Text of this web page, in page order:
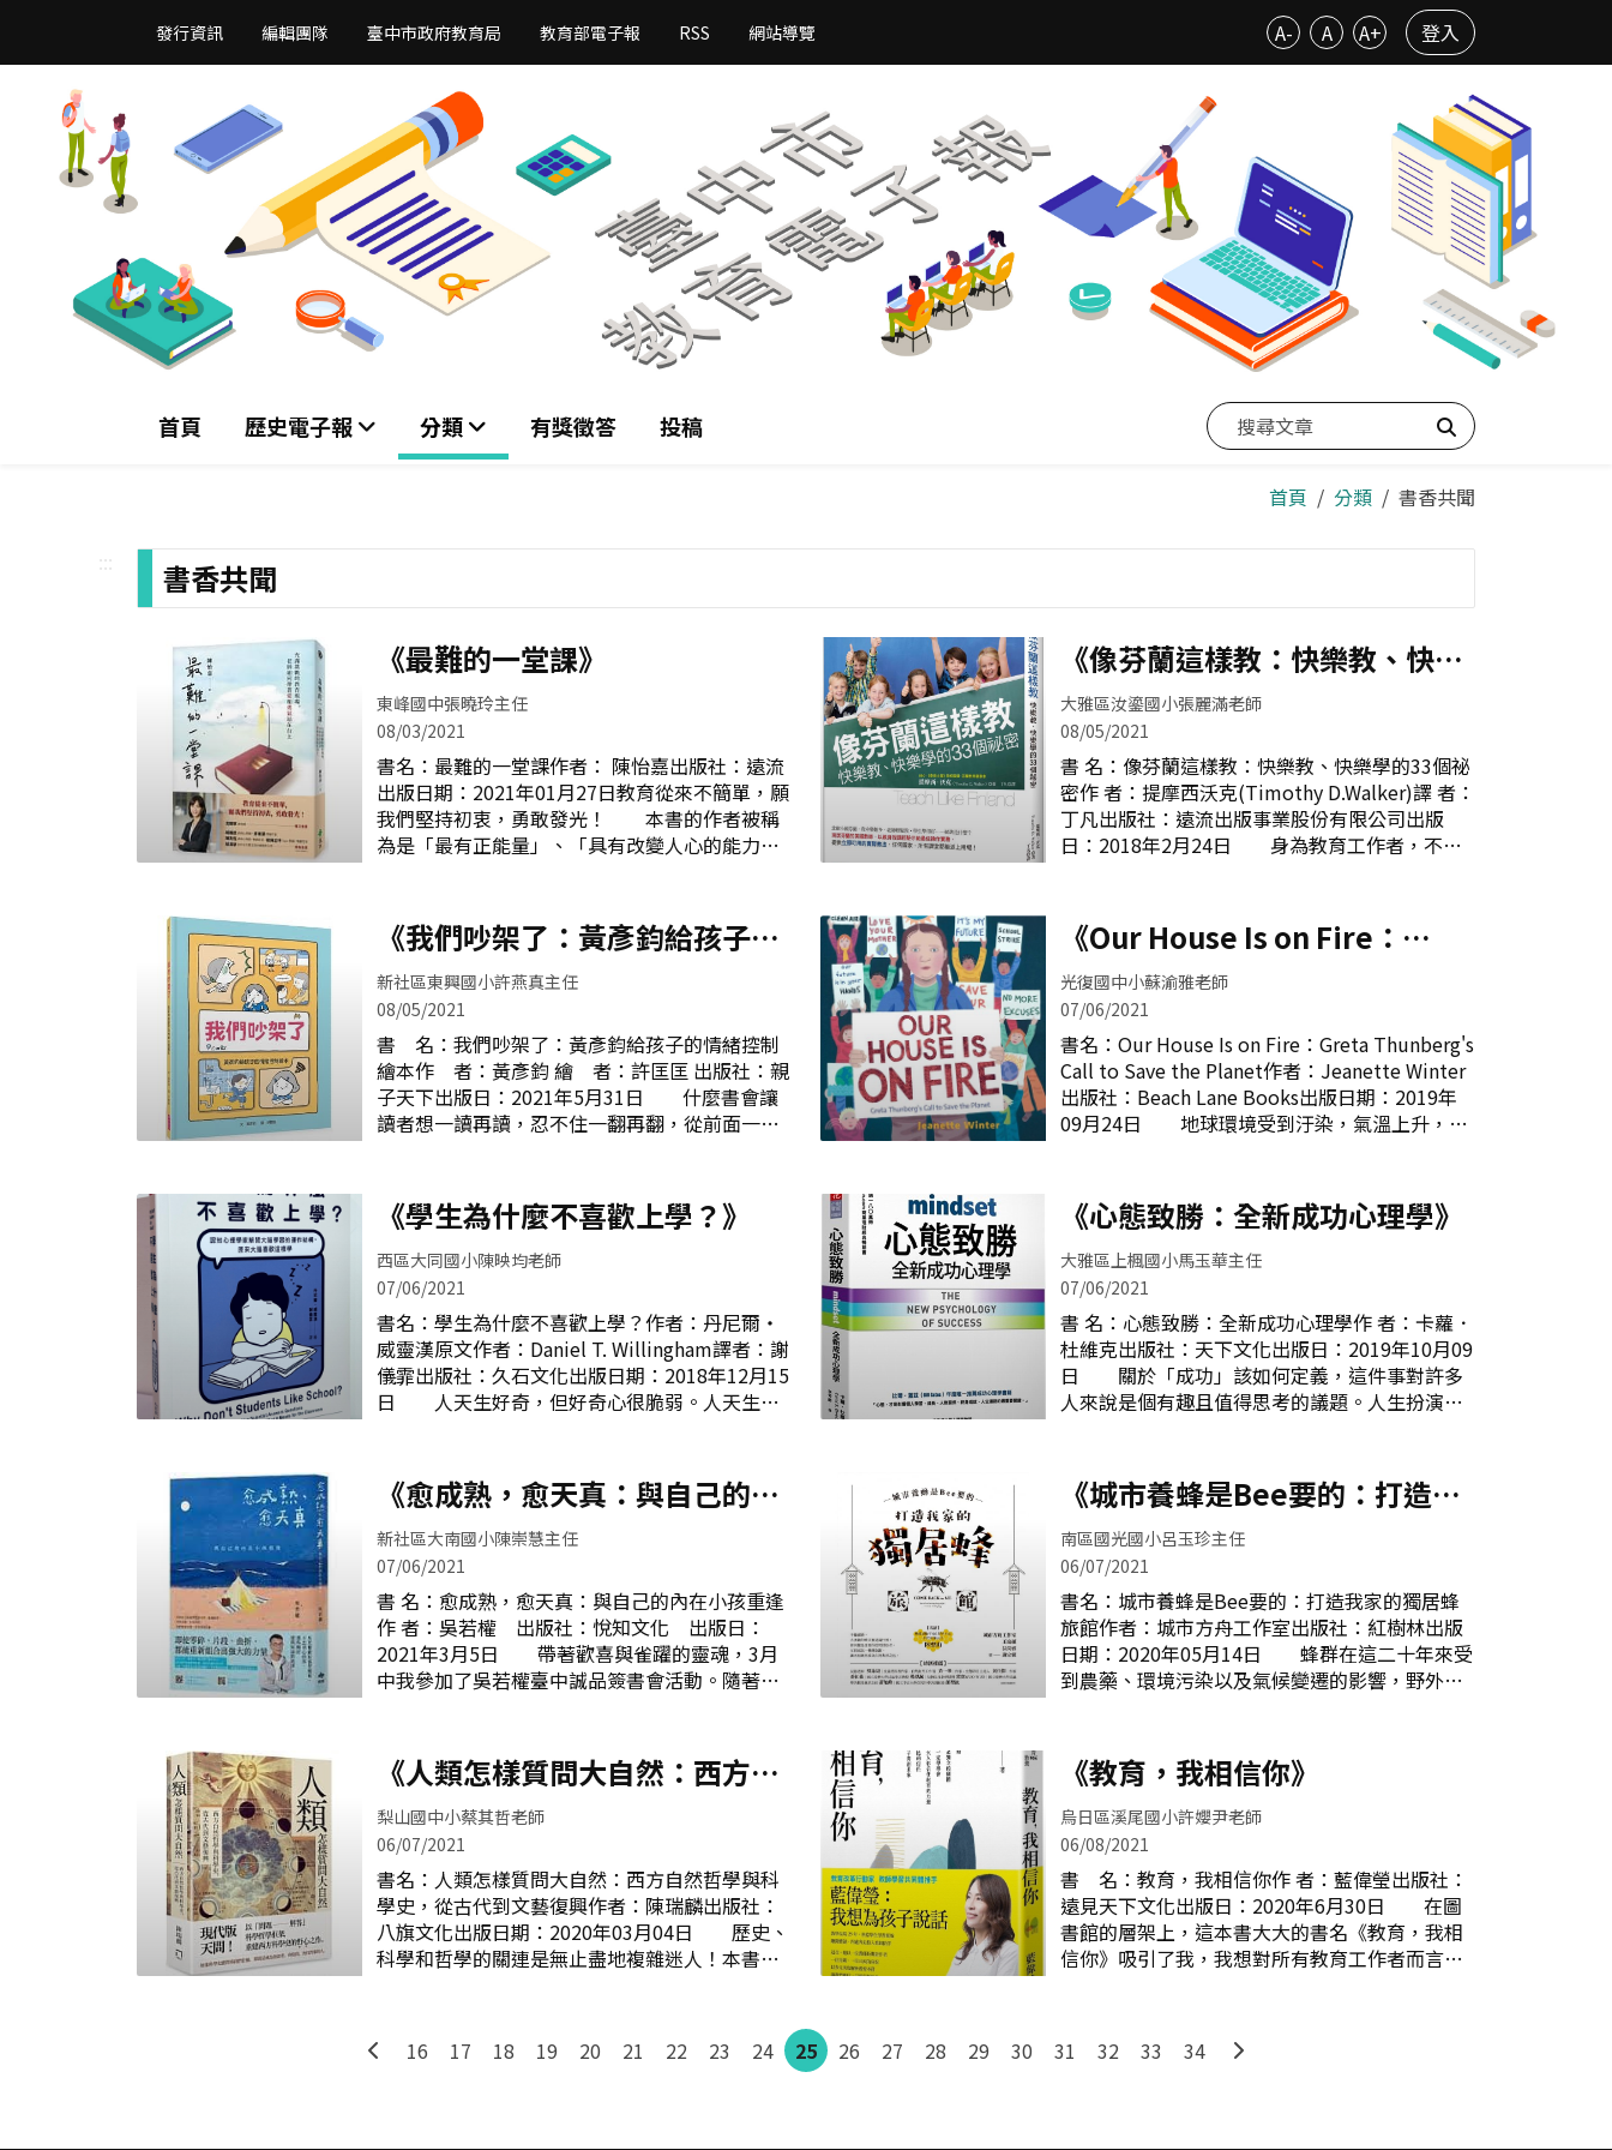
主
發行資訊 編輯團隊 臺中市政府教育局 教育部電子報 RSS 網站導覽 A- A A+ 登入
首頁 歷史電子報 分類 有獎徵答 投稿
搜尋
首頁 分類 書香共聞
:::
書香共聞
《最難的一堂課》
東峰國中張曉玲主任
08/03/2021
書名：最難的一堂課作者： 陳怡嘉出版社：遠流
出版日期：2021年01月27日教育從來不簡單，願
我們堅持初衷，勇敢發光！ 本書的作者被稱
為是「最有正能量」、「具有改變人心的能力」
氣，站在每位學生的面前，去上「最難的一堂
課」…… 這本書分成3個章節，第一章節主要
是怡嘉老師自己求學成長的故事，第二章節收錄
怡嘉老師與學生的精采故事，第三章節則是怡嘉
老師給其他老師的溫馨關懷。一、在閱讀完後，
學生可以學到什麼：身為老師，我想在社會教你
前，先努力把你教好。 面對信任的班長當面
嗆自己是爛老師、被學生故意嘲笑自己字很醜、
有父母當靠山又說謊的學生，面對他們怡嘉老師
衷，進而反省自己的行為，最重要的，在出社會
《像芬蘭這樣教：快樂教、快樂
學的33個祕密》
大雅區汝鎏國小張麗滿老師
08/05/2021
書 名：像芬蘭這樣教：快樂教、快樂學的33個祕
密作 者：提摩西沃克(Timothy D.Walker)譯 者：
丁凡出版社：遠流出版事業股份有限公司出版
日：2018年2月24日 身為教育工作者，不免
書內容及分享心得。第一章：幸福 書中提到
「教書是馬拉松賽跑，不是百米衝刺。」因此透
過以下幾項作法，可以讓老師幸福的教，學生幸
福的學。安排讓大腦休息的時間，要準時下課。
要一邊活動一邊學習，能活動的時刻不是僅在體
育課。帶學生到戶外走走，並綠化校園。簡化學
習空間，並保持安靜的學習環境。放學後讓身心
充電。因此教師要把工作拋在腦後，學生家庭作
業應簡化。第二章：歸屬 書中提到不論是老
此在教師歸屬感的部分，透過與同事之間的互
《我們吵架了：黃彥鈞給孩子的
情緒控制繪本》
新社區東興國小許燕真主任
08/05/2021
書 名：我們吵架了：黃彥鈞給孩子的情緒控制
繪本作 者：黃彥鈞 繪 者：許匡匡 出版社：親
子天下出版日：2021年5月31日 什麼書會讓
讀者想一讀再讀，忍不住一翻再翻，從前面一直
本》。 具有兒童職能治療專長的黃彥鈞治療
師，用具體的方式帶領「寶寶苦，但寶寶不說」
的小朋友，進行一場情緒大探索。雖說是給3-8歲
的兒童閱讀，但仍適合用在每個年齡層，只要是
有情緒困擾的讀者，都不妨把這本書找來，靜靜
地咀嚼一番。 本書最大的特色是透過「停、
想、選、做」四步驟，加上八個故事情境，再輔
以八張擴充情境圖卡，讓兒童在具體操作的活動
裡，逐步觸摸內在的情感。 一般人很害怕提
繞圈圈，像鑽進三峽老街的金牛角裡，總是跳脫
不出來，或許還有點眷戀苦情
《Our House Is on Fire：
Greta Thunberg's Call to
Save the Planet》
光復國中小蘇渝雅老師
07/06/2021
書名：Our House Is on Fire：Greta Thunberg's
Call to Save the Planet作者：Jeanette Winter
出版社：Beach Lane Books出版日期：2019年
09月24日 地球環境受到汙染，氣溫上升，很
擇挺身而出，但Greta Thunberg是誰？她，來自
瑞典首都斯德哥爾摩，現已經是十八歲的青年。
在她小的時候看到地球因為氣候變遷而遭受到的
苦難，讓她非常難過。在父母親的支持下，她每
個星期五都會在議會大樓前高舉「為氣候罷課」
的牌子，希望能得到大眾的重視，一起來為環境
議題而努力。終於，皇天不負苦心人，開始有越
來越多的人注意到她，她的行動逐漸被全世界的
人所得知。 2019年9月，Greta Thunberg受
《學生為什麼不喜歡上學？》
西區大同國小陳映均老師
07/06/2021
書名：學生為什麼不喜歡上學？作者：丹尼爾‧
威靈漢原文作者：Daniel T. Willingham譯者：謝
儀霏出版社：久石文化出版日期：2018年12月15
日 人天生好奇，但好奇心很脆弱。人天生好
就是思考，但其實大腦並不是用來思考的，而是
讓你不用思考的。因為大腦不那麼善於思考，所
以思考很慢，而且不可靠。不過，如果動腦能有
圓滿的結果，人會喜歡動腦、喜歡解決問題，但
不喜歡苦思不得其解的問題，此原則意味著教師
應重新考量如何鼓勵學生思考，盡可能增加學生
得到成功思考後，而帶來的強烈喜悅之機
會。 《學生為什麼不喜歡上學？》是一本用
圖表解釋大腦的運作結構和記憶程序，講解故
課堂學習，提升學生學習成效。 在學校教育
《心態致勝：全新成功心理學》
大雅區上楓國小馬玉華主任
07/06/2021
書 名：心態致勝：全新成功心理學作 者：卡蘿．
杜維克出版社：天下文化出版日：2019年10月09
日 關於「成功」該如何定義，這件事對許多
人來說是個有趣且值得思考的議題。人生扮演的
也許跑完全程才是成功；看待事物的角度不同，
對於成功的想法也不同：路上的跑車、優渥的生
活、近乎完美的演唱會……。但，這只是我們眼
中別人的成功，我們應該如何看待或者說衡量自
己是否成功？ 本書《心態致勝：全新成功心
理學》的作者卡蘿．杜維克博士，首先把人們習
慣思考方式而形成的心態分成兩種──「定型心
態」及「成長心態」。定型心態的人，總是急於
追求證明自我，將所有成果二分為成功或失敗。
無限潛能造成阻礙。成長心態的人，樂觀看待自
己的所有特質，將個人的基本素質視為
《愈成熟，愈天真：與自己的內
在小孩重逢》
新社區大南國小陳崇慧主任
07/06/2021
書 名：愈成熟，愈天真：與自己的內在小孩重逢
作 者：吳若權 出版社：悅知文化 出版日：
2021年3月5日 帶著歡喜與雀躍的靈魂，3月
中我參加了吳若權臺中誠品簽書會活動。隨著作
第115部作品，將人生經驗與過往經歷透過雋永
溫醇的口語娓娓道來，文字間流露出細膩溫柔的
情懷，以4個階段歷程，訴說著自己與內在小孩重
逢的故事。一、回到最初的自己 「活在當
下」是一種難能可貴的志氣，也是一種自信的表
現，年少時的勇氣是有勇無謀，大人的勇氣則應
是用無畏的精神去接受和面對生活中種種的不完
美。唯有停止遺憾，付出行動改變自己，生命自
然能獲得釋放，也才能在不完美的過程中，完整
正向、肯定且充滿善意。有時候過度的忍讓只會
《城市養蜂是Bee要的：打造我
家的獨居蜂旅館》
南區國光國小呂玉珍主任
06/07/2021
書名：城市養蜂是Bee要的：打造我家的獨居蜂
旅館作者：城市方舟工作室出版社：紅樹林出版
日期：2020年05月14日 蜂群在這二十年來受
到農藥、環境污染以及氣候變遷的影響，野外的
的難題。 事實上，大約有80%的蜂類在這世
界上是獨居性的，全台灣可辨識的獨居蜂就超過
千種以上。大多數人並不曉得城市中有很多獨居
蜂，不住在我們所熟悉用蜂蠟製成的蜜蜂巢、用
植物纖維拼貼而成的虎頭蜂巢，而是利用斷木枝
條、沙土的築巢。對於這些蜂來說，城市的空間
不易覓尋，也容易遭受破壞，環境是相當不利其
生存的！ 書中提到很多獨居蜂的常識及獨居
蜂旅館的設計方式及概念，例如：獨居蜂是昆蟲
走，鮮少出現攻擊行為；獨居蜂旅館的設計主要
《人類怎樣質問大自然：西方自
然哲學與科學史，從古代到文藝
復興》
梨山國中小蔡其哲老師
06/07/2021
書名：人類怎樣質問大自然：西方自然哲學與科
學史，從古代到文藝復興作者：陳瑞麟出版社：
八旗文化出版日期：2020年03月04日 歷史、
科學和哲學的關連是無止盡地複雜迷人！本書內
答的架構，描繪史前時代的科學萌芽，至中世紀
以後的文藝復興，以輕鬆的筆調結合作者本身的
科學的認識。 有人可能會問：科學和歷史實
《教育，我相信你》
烏日區溪尾國小許孆尹老師
06/08/2021
書 名：教育，我相信你作 者：藍偉瑩出版社：
遠見天下文化出版日：2020年6月30日 在圖
書館的層架上，這本書大大的書名《教育，我相
信你》吸引了我，我想對所有教育工作者而言，
入，一一剖析。以下就本書四個章節來分享自己
的心得。「家庭篇」─每個孩子都是獨特的
嗎？可曾傾聽孩子的想法，給予他們探索、冒
16 17 18 19 20 21 22 23 24 25 26 27 28 29 30 31 32 33 34